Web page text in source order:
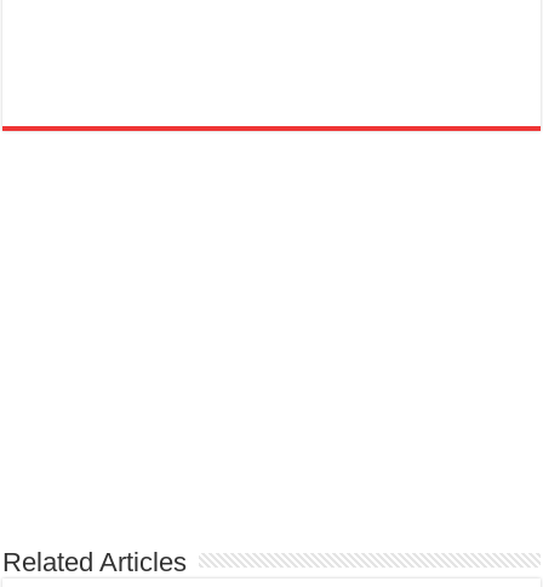
Related Articles